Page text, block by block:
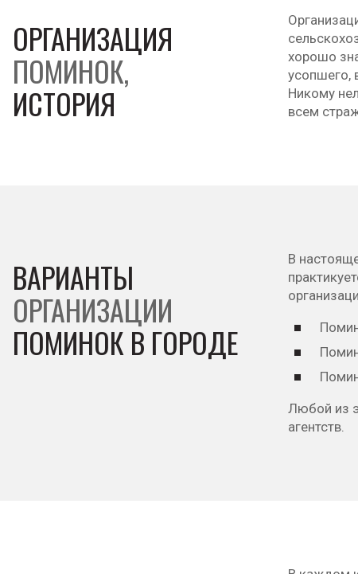
ОРГАНИЗАЦИЯ
ПОМИНОК,
ИСТОРИЯ
хорошо
усопшего,
Никому
всем
ВАРИАНТЫ
ОРГАНИЗАЦИИ
ПОМИНОК В ГОРОДЕ
В
Любой из
агентств.